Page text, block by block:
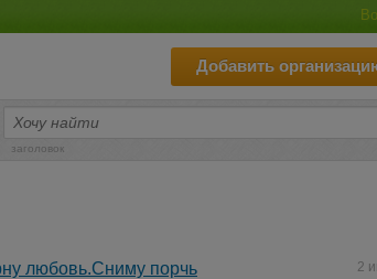
Добавить
заголовок
2
любовь.Сниму порчь